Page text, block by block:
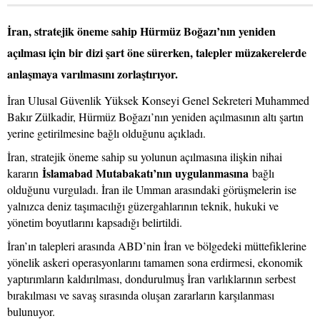
İran, stratejik öneme sahip Hürmüz Boğazı’nın yeniden
açılması için bir dizi şart öne sürerken, talepler müzakerelerde
anlaşmaya varılmasını zorlaştırıyor.
İran Ulusal Güvenlik Yüksek Konseyi Genel Sekreteri Muhammed
Bakır Zülkadir, Hürmüz Boğazı’nın yeniden açılmasının altı şartın
yerine getirilmesine bağlı olduğunu açıkladı.
İran, stratejik öneme sahip su yolunun açılmasına ilişkin nihai
kararın İslamabad Mutabakatı’nın uygulanmasına bağlı
olduğunu vurguladı. İran ile Umman arasındaki görüşmelerin ise
yalnızca deniz taşımacılığı güzergahlarının teknik, hukuki ve
yönetim boyutlarını kapsadığı belirtildi.
İran’ın talepleri arasında ABD’nin İran ve bölgedeki müttefiklerine
yönelik askeri operasyonlarını tamamen sona erdirmesi, ekonomik
yaptırımların kaldırılması, dondurulmuş İran varlıklarının serbest
bırakılması ve savaş sırasında oluşan zararların karşılanması
bulunuyor.